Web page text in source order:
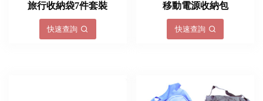
旅行收納袋7件套裝
快速查詢
移動電源收納包
快速查詢